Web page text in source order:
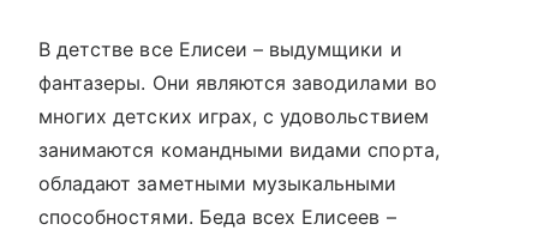
В детстве все Елисеи – выдумщики и
фантазеры. Они являются заводилами во
многих детских играх, с удовольствием
занимаются командными видами спорта,
обладают заметными музыкальными
способностями. Беда всех Елисеев –